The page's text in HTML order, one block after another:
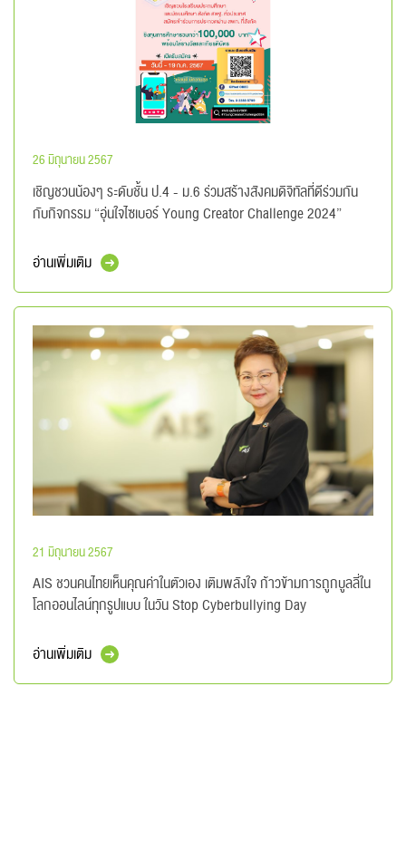
26 มิถุนายน 2567
เชิญชวนน้องๆ ระดับชั้น ป.4 - ม.6 ร่วมสร้างสังคมดิจิทัลที่ดีร่วมกัน
กับกิจกรรม “อุ่นใจไซเบอร์ Young Creator Challenge 2024”
อ่านเพิ่มเติม
21 มิถุนายน 2567
AIS ชวนคนไทยเห็นคุณค่าในตัวเอง เติมพลังใจ ก้าวข้ามการถูกบูลลี่ใน
โลกออนไลน์ทุกรูปแบบ ในวัน Stop Cyberbullying Day
อ่านเพิ่มเติม